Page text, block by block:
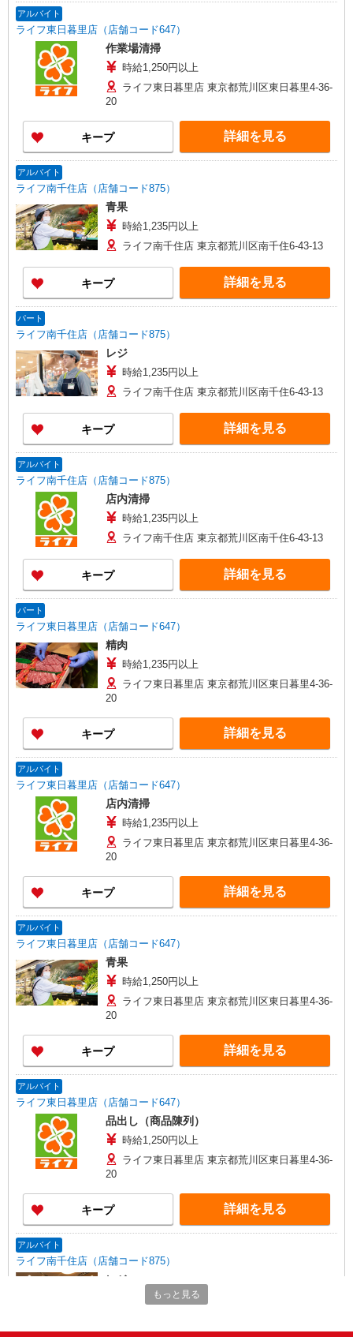
アルバイト
ライフ東日暮里店（店舗コード647）
作業場清掃
時給1,250円以上
ライフ東日暮里店 東京都荒川区東日暮里4-36-
20
キープ 詳細を見る
アルバイト
ライフ南千住店（店舗コード875）
青果
時給1,235円以上
ライフ南千住店 東京都荒川区南千住6-43-13
キープ 詳細を見る
パート
ライフ南千住店（店舗コード875）
レジ
時給1,235円以上
ライフ南千住店 東京都荒川区南千住6-43-13
キープ 詳細を見る
アルバイト
ライフ南千住店（店舗コード875）
店内清掃
時給1,235円以上
ライフ南千住店 東京都荒川区南千住6-43-13
キープ 詳細を見る
パート
ライフ東日暮里店（店舗コード647）
精肉
時給1,235円以上
ライフ東日暮里店 東京都荒川区東日暮里4-36-
20
キープ 詳細を見る
アルバイト
ライフ東日暮里店（店舗コード647）
店内清掃
時給1,235円以上
ライフ東日暮里店 東京都荒川区東日暮里4-36-
20
キープ 詳細を見る
アルバイト
ライフ東日暮里店（店舗コード647）
青果
時給1,250円以上
ライフ東日暮里店 東京都荒川区東日暮里4-36-
20
キープ 詳細を見る
アルバイト
ライフ東日暮里店（店舗コード647）
品出し（商品陳列）
時給1,250円以上
ライフ東日暮里店 東京都荒川区東日暮里4-36-
20
キープ 詳細を見る
アルバイト
ライフ南千住店（店舗コード875）
レジ
時給1,235円以上
もっと見る